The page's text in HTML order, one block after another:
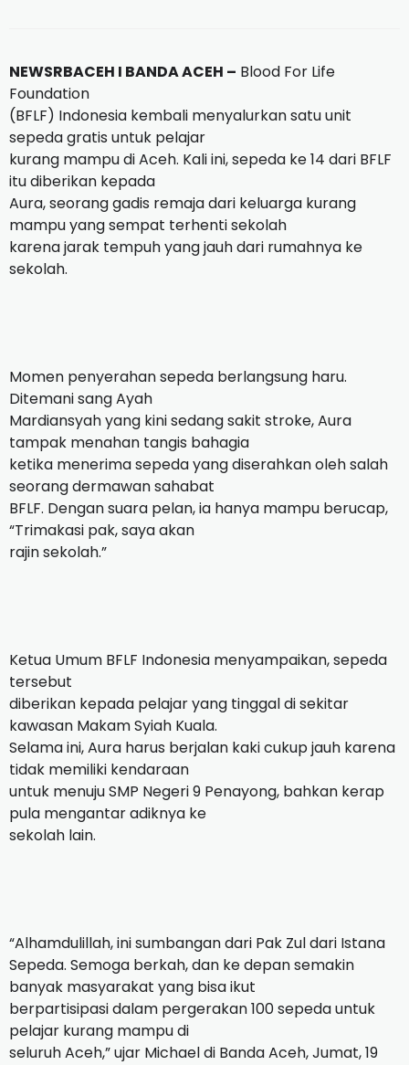
NEWSRBACEH I BANDA ACEH – Blood For Life
Foundation
(BFLF) Indonesia kembali menyalurkan satu unit
sepeda gratis untuk pelajar
kurang mampu di Aceh. Kali ini, sepeda ke 14 dari BFLF
itu diberikan kepada
Aura, seorang gadis remaja dari keluarga kurang
mampu yang sempat terhenti sekolah
karena jarak tempuh yang jauh dari rumahnya ke
sekolah.
Momen penyerahan sepeda berlangsung haru.
Ditemani sang Ayah
Mardiansyah yang kini sedang sakit stroke, Aura
tampak menahan tangis bahagia
ketika menerima sepeda yang diserahkan oleh salah
seorang dermawan sahabat
BFLF. Dengan suara pelan, ia hanya mampu berucap,
“Trimakasi pak, saya akan
rajin sekolah.”
Ketua Umum BFLF Indonesia menyampaikan, sepeda
tersebut
diberikan kepada pelajar yang tinggal di sekitar
kawasan Makam Syiah Kuala.
Selama ini, Aura harus berjalan kaki cukup jauh karena
tidak memiliki kendaraan
untuk menuju SMP Negeri 9 Penayong, bahkan kerap
pula mengantar adiknya ke
sekolah lain.
“Alhamdulillah, ini sumbangan dari Pak Zul dari Istana
Sepeda. Semoga berkah, dan ke depan semakin
banyak masyarakat yang bisa ikut
berpartisipasi dalam pergerakan 100 sepeda untuk
pelajar kurang mampu di
seluruh Aceh,” ujar Michael di Banda Aceh, Jumat, 19